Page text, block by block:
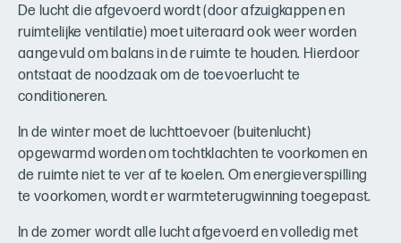
De lucht die afgevoerd wordt (door afzuigkappen en
ruimtelijke ventilatie) moet uiteraard ook weer worden
aangevuld om balans in de ruimte te houden. Hierdoor
ontstaat de noodzaak om de toevoerlucht te
conditioneren.
In de winter moet de luchttoevoer (buitenlucht)
opgewarmd worden om tochtklachten te voorkomen en
de ruimte niet te ver af te koelen. Om energieverspilling
te voorkomen, wordt er warmteterugwinning toegepast.
In de zomer wordt alle lucht afgevoerd en volledig met